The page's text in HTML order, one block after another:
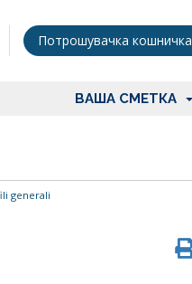
Потрошувачка кошничка
ВАША СМЕТКА
generali